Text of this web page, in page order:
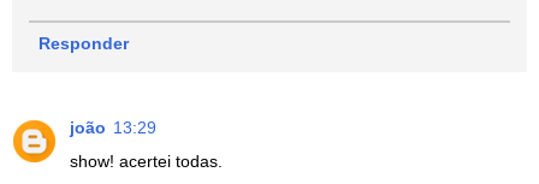
Responder
joão 13:29
show! acertei todas.